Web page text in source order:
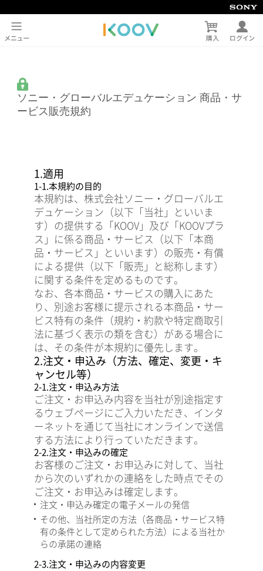
ソニー・グローバルエデュケーション 商品・サ
ービス販売規約
1.適用
1-1.本規約の目的
本規約は、株式会社ソニー・グローバルエ
デュケーション（以下「当社」といいま
す）の提供する「KOOV」及び「KOOVプラ
ス」に係る商品・サービス（以下「本商
品・サービス」といいます）の販売・有償
による提供（以下「販売」と総称します）
に関する条件を定めるものです。
なお、各本商品・サービスの購入にあた
り、別途お客様に提示される本商品・サー
ビス特有の条件（規約・約款や特定商取引
法に基づく表示の類を含む）がある場合に
は、その条件が本規約に優先します。
2.注文・申込み（方法、確定、変更・キ
ャンセル等）
2-1.注文・申込み方法
ご注文・お申込み内容を当社が別途指定す
るウェブページにご入力いただき、インタ
ーネットを通じて当社にオンラインで送信
する方法により行っていただきます。
2-2.注文・申込みの確定
お客様のご注文・お申込みに対して、当社
から次のいずれかの連絡をした時点でその
ご注文・お申込みは確定します。
注文・申込み確定の電子メールの発信
その他、当社所定の方法（各商品・サービス特
有の条件として定められた方法）による当社か
らの承諾の連絡
2-3.注文・申込みの内容変更